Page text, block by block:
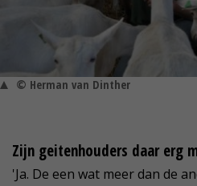
© Herman van Dinther
Zijn geitenhouders daar erg
'Ja. De een wat meer dan de